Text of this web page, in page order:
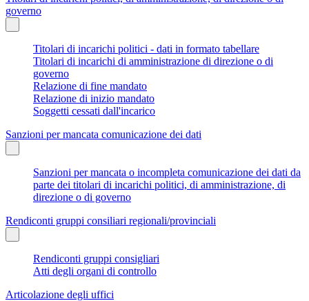
governo
Titolari di incarichi politici - dati in formato tabellare
Titolari di incarichi di amministrazione di direzione o di
governo
Relazione di fine mandato
Relazione di inizio mandato
Soggetti cessati dall'incarico
Sanzioni per mancata comunicazione dei dati
Sanzioni per mancata o incompleta comunicazione dei dati da
parte dei titolari di incarichi politici, di amministrazione, di
direzione o di governo
Rendiconti gruppi consiliari regionali/provinciali
Rendiconti gruppi consigliari
Atti degli organi di controllo
Articolazione degli uffici